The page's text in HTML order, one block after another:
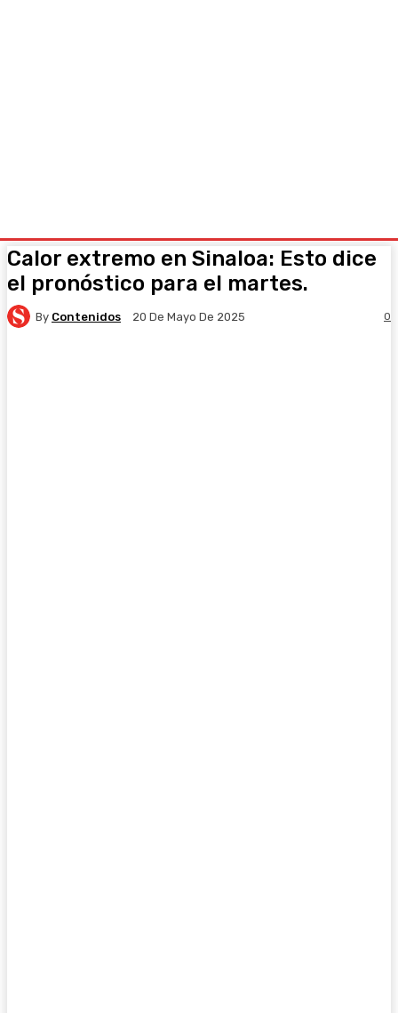
Calor extremo en Sinaloa: Esto dice
el pronóstico para el martes.
By Contenidos 20 De Mayo De 2025 0